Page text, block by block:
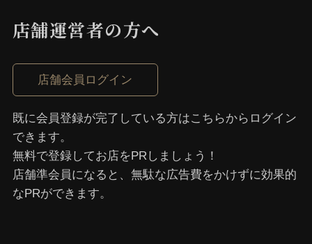
店舗運営者の⽅へ
店舗会員ログイン
既に会員登録が完了している⽅はこちらからログイン
できます。
無料で登録してお店をPRしましょう！
店舗準会員になると、無駄な広告費をかけずに効果的
なPRができます。